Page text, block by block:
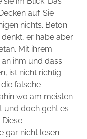
auf. Sie
nichts. Beton
denkt, er habe aber
Mit ihrem
an ihm und dass
ist nicht richtig.
falsche
wo am meisten
und doch geht es
gar nicht lesen.